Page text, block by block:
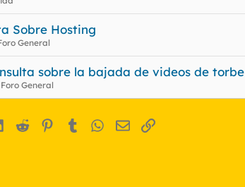
Sobre Hosting
General
sobre la bajada de videos de torbe
Foro General
LinkedIn
Reddit Pinterest
Tumblr WhatsApp
EmailEnlace